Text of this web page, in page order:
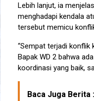
Lebih lanjut, ia
menghadapi kendala
tersebut memicu
“Sempat terjadi
Bapak WD 2 bahwa
koordinasi yang baik,
Baca Juga Berita :